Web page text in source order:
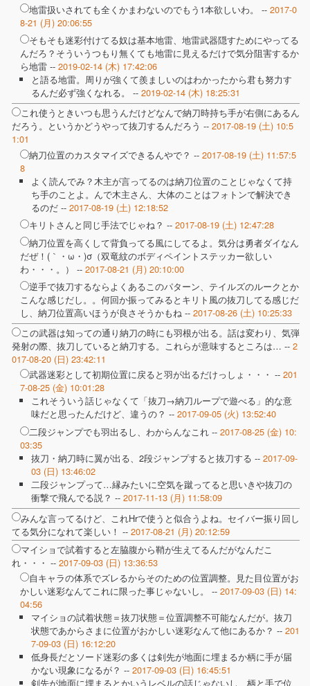
地雷扱いされても全くかまわないのでもう1本欲しいわ。 -- 2017-0
8-21 (月) 20:06:55
そもそも迷彩付けてる奴は基本地雷、地雷武器隠すためにやってる
んだろ？そういうつもり無くても地雷に見えるだけで気分阻害するか
ら地雷 -- 2019-02-14 (木) 17:42:06
と語る地雷。周りが強くて羨ましいのはわかったから君も努力す
るんだ必ず強くなれる。 -- 2019-02-14 (木) 18:25:31
これ使うときいつも思うんだけどなんで納刀時持ち手が右側にあるん
だろう。というかどうやって抜刀するんだろう -- 2017-08-19 (土) 10:5
1:01
納刀位置のカスタマイズできるんやで？ -- 2017-08-19 (土) 11:57:5
8
よく読んでみ？木主が言ってるのは納刀位置のことじゃなくて持
ち手のことよ。んで木主さん、大体のことはフォトンで解決でき
るのだ -- 2017-08-19 (土) 12:18:52
キリトさんと同じ手法でじゃね？ -- 2017-08-19 (土) 12:47:28
納刀位置を高くして背負ってる風にしてるよ。気分は勇者ダイなん
だぜ！(｀・ω・)σ（双竜紋のボディペイントステッカー欲しい
わ・・・。） -- 2017-08-21 (月) 20:10:00
逆手で抜刀するならよくあるこのパターン、テイルズのルークとか
こんな感じだし。。何回か振ってみるとキリト風の抜刀してる感じだ
し、納刀位置高いほうが良さそうかもね -- 2017-08-26 (土) 10:25:33
この武器は知っての通り納刀の時にも羽根が出る。話は変わり、気弾
発射の際、抜刀していると納刀する。これらが意味するところは… -- 2
017-08-20 (日) 23:42:11
武器迷彩として初期位置に戻ると羽が出るだけっしょ・・・ -- 201
7-08-25 (金) 10:01:28
これそういう話じゃなくて「抜刀→納刀ループで遊べる」的な意
味だと思ったんだけど、違うの？ -- 2017-09-05 (火) 13:52:40
二段ジャンプでも羽出るし、わからんなこれ -- 2017-08-25 (金) 10:
03:35
抜刀・納刀時に翼が出る、2段ジャンプすると抜刀する -- 2017-09-
03 (日) 13:46:02
二段ジャンプって…縁みたいに空気を蹴ってると思いきや抜刀の
衝撃で飛んでる説？ -- 2017-11-13 (月) 11:58:09
みんな言ってるけど、これHrで使うと似合うよね。セイバー振り回し
てる気分になれて楽しい！ -- 2017-08-21 (月) 20:12:59
マイショで試着すると左脇腹から鞘が生えてるんだがなんだこ
れ・・・ -- 2017-09-03 (日) 13:36:53
自キャラの体系でズレるからそのための位置調整。見た目位置がお
かしい迷彩なんてこれに限った事じゃないし。 -- 2017-09-03 (日) 14:
04:56
マイショの試着状態＝抜刀状態＝位置調整不可能なんだが。抜刀
状態であからさまに位置がおかしい迷彩なんて他にあるか？ -- 201
7-09-03 (日) 16:12:20
低身長だとソード迷彩の多くは剣先が地面に埋まるか柄に手が届
かない現象になるが？ -- 2017-09-03 (日) 16:45:51
剣先が地面に埋まるとかいうレベルの話じゃないし、柄と手で位